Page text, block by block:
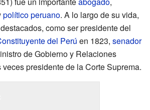
políticoperuano. A lo largo de su vida,
como ser presidente del
del Perú en 1823, senador
de Gobierno y Relaciones
presidente de la Corte Suprema.